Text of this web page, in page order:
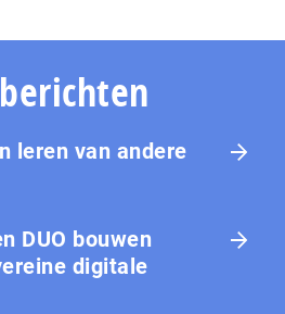
leren van andere
DUO bouwen
digitale